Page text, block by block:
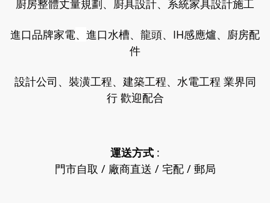
廚房整體丈量規劃、廚具設計、系統家具設計施工
進口品牌家電、 進口水槽、龍頭、IH感應爐、廚房配
件
設計公司、裝潢工程、建築工程、水電工程 業界同
行 歡迎配合
運送方式 :
門市自取 / 廠商直送 / 宅配 / 郵局